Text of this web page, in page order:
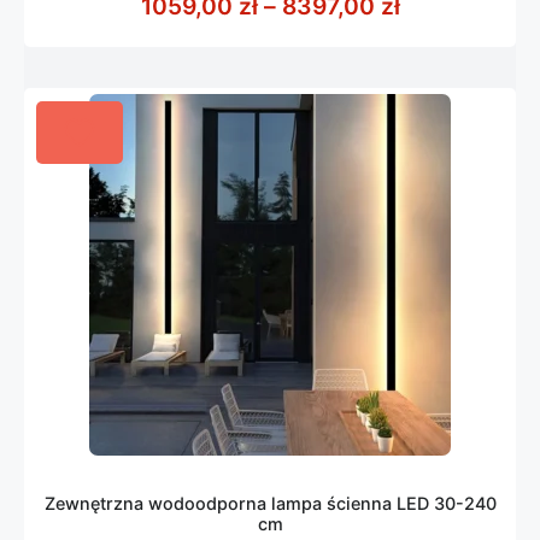
5
1059,00 zł – 8397,00 zł
Zewnętrzna wodoodporna lampa ścienna LED 30-240
cm